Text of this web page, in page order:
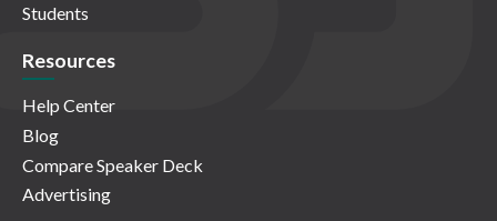
Students
Resources
Help Center
Blog
Compare Speaker Deck
Advertising